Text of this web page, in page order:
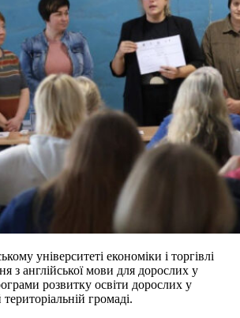
університеті економіки і торгівлі
з англійської мови для дорослих у
розвитку освіти дорослих у
громаді.